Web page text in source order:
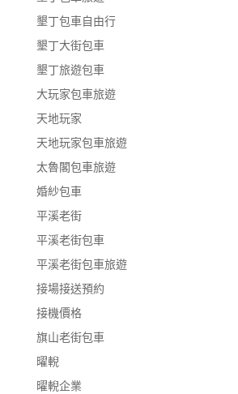
墾丁包車自由行
墾丁大街包車
墾丁旅遊包車
大玩家包車旅遊
天地玩家
天地玩家包車旅遊
太魯閣包車旅遊
婚紗包車
平溪老街
平溪老街包車
平溪老街包車旅遊
接場接送預約
接機價格
旗山老街包車
曜輗
曜輗企業